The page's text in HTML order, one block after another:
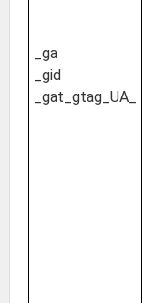
_ga
_gid
_gat_gtag_UA_